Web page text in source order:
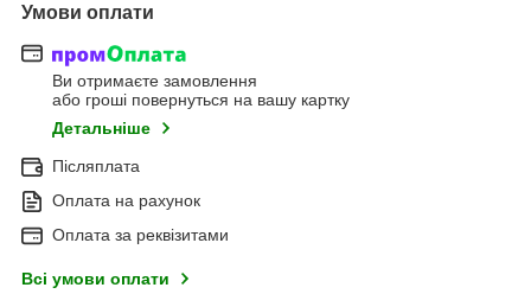
Умови оплати
Ви отримаєте замовлення
або гроші повернуться на вашу картку
Детальніше
Післяплата
Оплата на рахунок
Оплата за реквізитами
Всі умови оплати